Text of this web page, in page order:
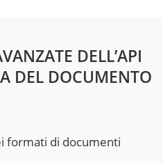
DELL’API
DEL DOCUMENTO
formati di documenti